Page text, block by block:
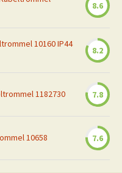
8.6
10160 IP44
8.2
1182730 7.8
10658 7.6